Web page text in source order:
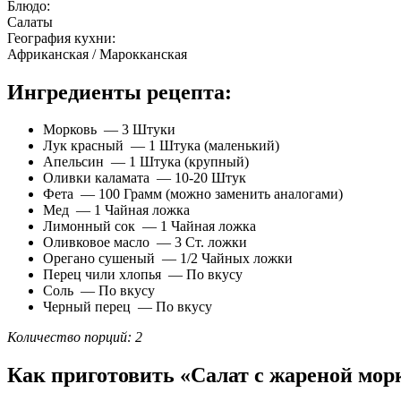
Блюдо:
Салаты
География кухни:
Африканская / Марокканская
Ингредиенты рецепта:
Морковь — 3 Штуки
Лук красный — 1 Штука (маленький)
Апельсин — 1 Штука (крупный)
Оливки каламата — 10-20 Штук
Фета — 100 Грамм (можно заменить аналогами)
Мед — 1 Чайная ложка
Лимонный сок — 1 Чайная ложка
Оливковое масло — 3 Ст. ложки
Орегано сушеный — 1/2 Чайных ложки
Перец чили хлопья — По вкусу
Соль — По вкусу
Черный перец — По вкусу
Количество порций: 2
Как приготовить «Салат с жареной